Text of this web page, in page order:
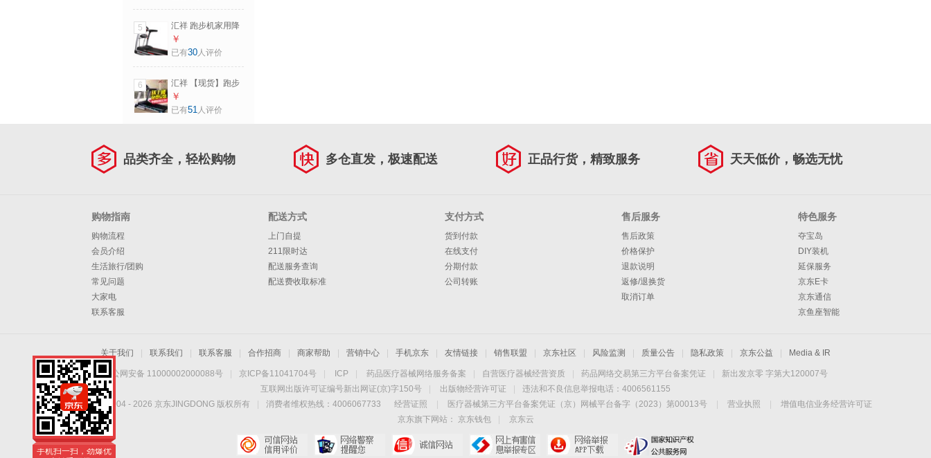
5
汇祥 跑步机家用降
噪折叠健身器材爱
心5 LCD蓝屏按摩
￥
已有30人评价
6
汇祥 【现货】跑步
机家用健身器械电
动单功能可折叠爱
￥
已有51人评价
品类齐全，轻松购物 多仓直发，极速配送 正品行货，精致服务 天天低价，畅选无忧
购物指南
购物流程
会员介绍
生活旅行/团购
常见问题
大家电
联系客服
配送方式
上门自提
211限时达
配送服务查询
配送费收取标准
支付方式
货到付款
在线支付
分期付款
公司转账
售后服务
售后政策
价格保护
退款说明
返修/退换货
取消订单
特色服务
夺宝岛
DIY装机
延保服务
京东E卡
京东通信
京鱼座智能
关于我们 联系我们 联系客服 合作招商 商家帮助 营销中心 手机京东 友情链接 销售联盟 京东社区 风险监测 质量公告 隐私政策 京东公益 Media & IR
京公网安备 11000002000088号 京ICP备11041704号 ICP 药品医疗器械网络服务备案 自营医疗器械经营资质 药品网络交易第三方平台备案凭证
新出发京零 字第大120007号
互联网出版许可证编号新出网证(京)字150号
出版物经营许可证
违法和不良信息举报电话：4006561155
Copyright © 2004 - 2026 京东JINGDONG 版权所有 消费者维权热线：4006067733 经营证照 医疗器械第三方平台备案凭证（京）网械平台备字（2023）第00013号 营业执照
增值电信业务经营许可证
京东旗下网站：
京东钱包
京东云
手机扫一扫，劲爆优
惠触手可得！
手机扫一扫，劲爆优